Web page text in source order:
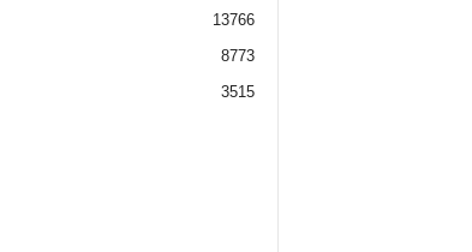
13766
8773
3515